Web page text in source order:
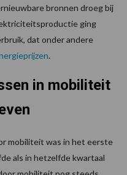
bronnen droeg bij
ging
dat onder andere
.
in mobiliteit
mobiliteit was in het eerste
als in hetzelfde kwartaal